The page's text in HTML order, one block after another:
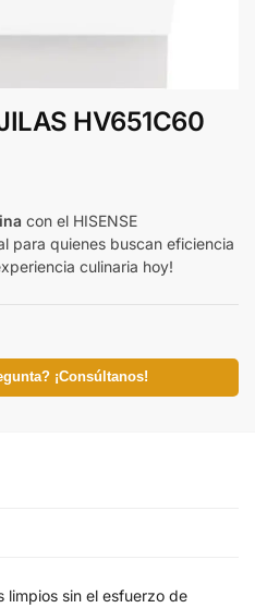
HV651C60
con el HISENSE
para quienes buscan eficiencia
culinaria hoy!
¡Consúltanos!
limpios sin el esfuerzo de